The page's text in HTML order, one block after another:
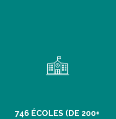
746 ÉCOLES (DE 200+